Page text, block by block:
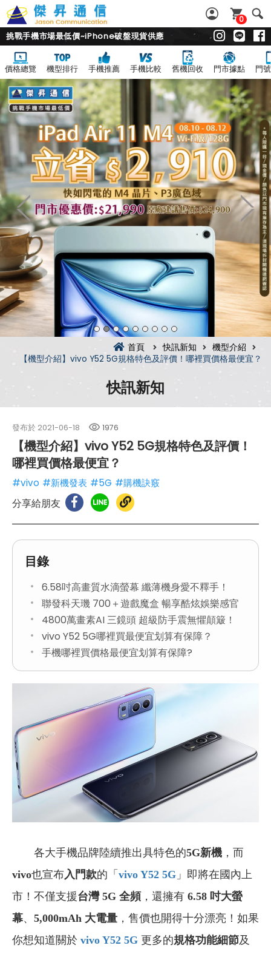
0
挑戰手機市場最低價~iPhone破盤現貨供應
價格總覽 機型排行 手機推薦 手機比較 舊機回收 門市據點 門
首頁 快訊新知
機型介紹
【機型介紹】vivo Y52 5G規格特色及評價！哪裡買價格最便宜？
快訊新知
發布於 2021-06-18 1976
【機型介紹】vivo Y52 5G規格特色及評價！
哪裡買價格最便宜？
#vivo #新機發表 #5G #購機訣竅
分享給朋友
目錄
6.58吋高畫質水滴螢幕 纖薄機身愛不釋手！
聯發科天璣 700＋遊戲魔盒 暢享酷炫娛樂感官
4800萬畫素AI 三鏡頭 超級防手震無懼顛簸！
vivo Y52 5G哪裡買最便宜划算有保障？
手機哪裡買價格最便宜划算有保障?
各大手機品牌陸續推出具特色的5G新機 ，而
vivo也宣布入門款的「 vivo Y52 5G 」即將在國內上
市！不僅支援台灣 5G 全頻 ，還擁有 6.58 吋大螢
幕、 5,000mAh 大電量 ，售價也開得十分漂亮！如果
你想知道關於 vivo Y52 5G 更多的規格功能細節及